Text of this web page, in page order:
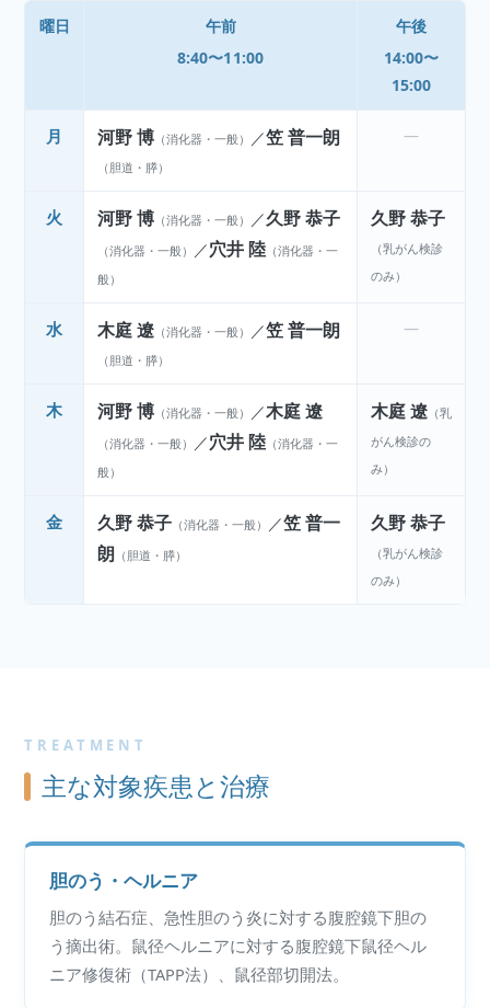
曜日
午前
8:40〜11:00
午後
14:00〜
15:00
月 河野 博 （消化器・一般） ／笠 普一朗
（胆道・膵）
—
火 河野 博 （消化器・一般） ／久野 恭子
（消化器・一般） ／穴井 陸 （消化器・一
般）
久野 恭子
（乳がん検診
のみ）
水 木庭 遼 （消化器・一般） ／笠 普一朗
（胆道・膵）
—
木 河野 博 （消化器・一般） ／木庭 遼
（消化器・一般） ／穴井 陸 （消化器・一
般）
木庭 遼 （乳
がん検診の
み）
金 久野 恭子 （消化器・一般） ／笠 普一
朗 （胆道・膵）
久野 恭子
（乳がん検診
のみ）
TREATMENT
主な対象疾患と治療
胆のう・ヘルニア
胆のう結石症、急性胆のう炎に対する腹腔鏡下胆の
う摘出術。鼠径ヘルニアに対する腹腔鏡下鼠径ヘル
ニア修復術（TAPP法）、鼠径部切開法。